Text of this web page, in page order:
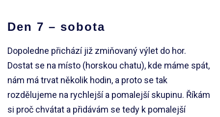
Den 7 – sobota
Dopoledne přichází již zmiňovaný výlet do hor.
Dostat se na místo (horskou chatu), kde máme spát,
nám má trvat několik hodin, a proto se tak
rozdělujeme na rychlejší a pomalejší skupinu. Říkám
si proč chvátat a přidávám se tedy k pomalejší